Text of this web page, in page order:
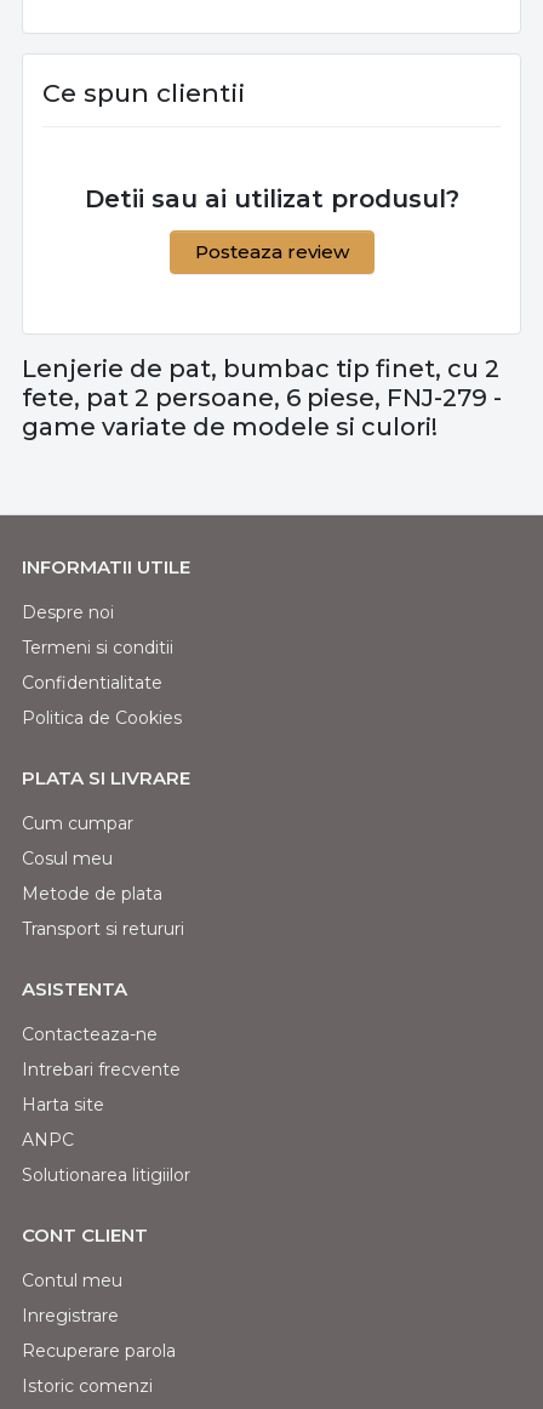
Ce spun clientii
Detii sau ai utilizat produsul?
Posteaza review
Lenjerie de pat, bumbac tip finet, cu 2
fete, pat 2 persoane, 6 piese, FNJ-279 -
game variate de modele si culori!
INFORMATII UTILE
Despre noi
Termeni si conditii
Confidentialitate
Politica de Cookies
PLATA SI LIVRARE
Cum cumpar
Cosul meu
Metode de plata
Transport si retururi
ASISTENTA
Contacteaza-ne
Intrebari frecvente
Harta site
ANPC
Solutionarea litigiilor
CONT CLIENT
Contul meu
Inregistrare
Recuperare parola
Istoric comenzi